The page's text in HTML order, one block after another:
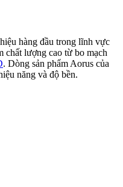
hàng đầu trong lĩnh vực
chất lượng cao từ bo mạch
. Dòng sản phẩm Aorus của
năng và độ bền.